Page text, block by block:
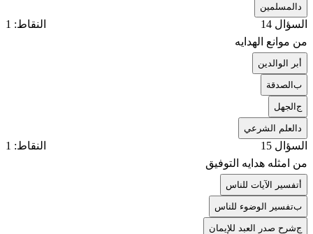
المسلمين
السؤال 14
النقاط: 1
من موانع الهدايه
بر الوالدين
بالصدقة
جالجهل
العلم الشرعي
السؤال 15
النقاط: 1
من امثله هدايه التوفيق
تفسير الآيات للناس
بتفسير الوضوء للناس
جشرح صدر العبد للإيمان